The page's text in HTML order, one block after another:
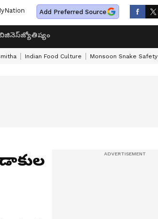
Add Preferred Source
జ్యోతిష్యం
Indian Food Culture Monsoon Snake Safety